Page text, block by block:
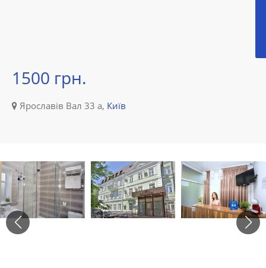
1500 грн.
Ярославів Вал 33 а, Київ